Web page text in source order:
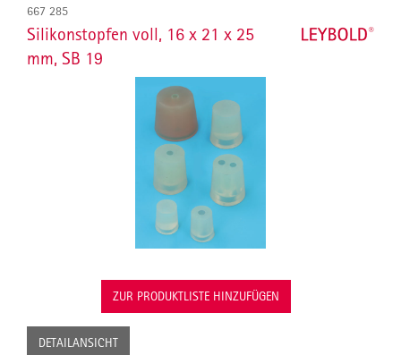
667 285
Silikonstopfen voll, 16 x 21 x 25
mm, SB 19
ZUR PRODUKTLISTE HINZUFÜGEN
DETAILANSICHT